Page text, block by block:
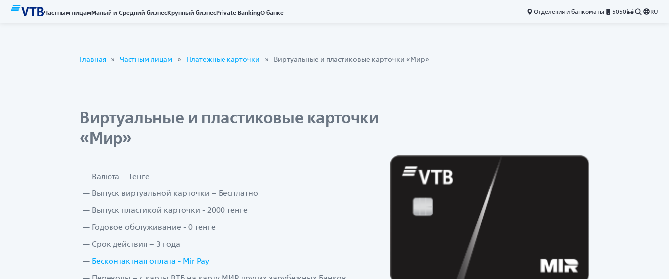
Частным лицамМалый и Средний бизнесКрупный бизнесPrivate BankingО банке Отделения и банкоматы 5050 RU
Главная Частным лицам Платежные карточки Виртуальные и пластиковые карточки «Мир»
Виртуальные и пластиковые карточки
«Мир»
Валюта – Тенге
Выпуск виртуальной карточки – Бесплатно
Выпуск пластикой карточки - 2000 тенге
Годовое обслуживание - 0 тенге
Срок действия – 3 года
Бесконтактная оплата - Mir Pay